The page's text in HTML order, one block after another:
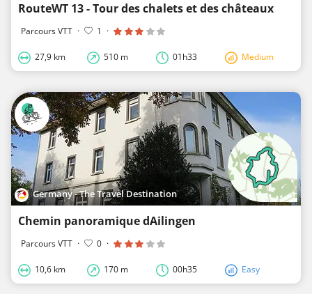
RouteWT 13 - Tour des chalets et des châteaux
Parcours VTT · 1 ·
27,9 km 510 m 01h33 Medium
Germany - The Travel Destination
Chemin panoramique dAilingen
Parcours VTT · 0 ·
10,6 km 170 m 00h35 Easy